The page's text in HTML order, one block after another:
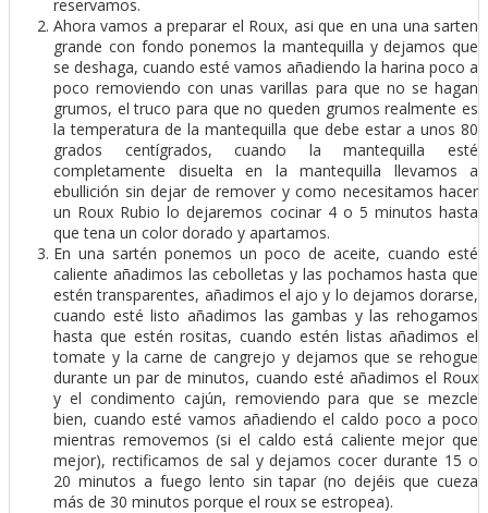
reservamos.
Ahora vamos a preparar el Roux, asi que en una una sarten
grande con fondo ponemos la mantequilla y dejamos que
se deshaga, cuando esté vamos añadiendo la harina poco a
poco removiendo con unas varillas para que no se hagan
grumos, el truco para que no queden grumos realmente es
la temperatura de la mantequilla que debe estar a unos 80
grados centígrados, cuando la mantequilla esté
completamente disuelta en la mantequilla llevamos a
ebullición sin dejar de remover y como necesitamos hacer
un Roux Rubio lo dejaremos cocinar 4 o 5 minutos hasta
que tena un color dorado y apartamos.
En una sartén ponemos un poco de aceite, cuando esté
caliente añadimos las cebolletas y las pochamos hasta que
estén transparentes, añadimos el ajo y lo dejamos dorarse,
cuando esté listo añadimos las gambas y las rehogamos
hasta que estén rositas, cuando estén listas añadimos el
tomate y la carne de cangrejo y dejamos que se rehogue
durante un par de minutos, cuando esté añadimos el Roux
y el condimento cajún, removiendo para que se mezcle
bien, cuando esté vamos añadiendo el caldo poco a poco
mientras removemos (si el caldo está caliente mejor que
mejor), rectificamos de sal y dejamos cocer durante 15 o
20 minutos a fuego lento sin tapar (no dejéis que cueza
más de 30 minutos porque el roux se estropea).